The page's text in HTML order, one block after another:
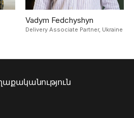
Vadym Fedchyshyn
Delivery Associate Partner, Ukraine